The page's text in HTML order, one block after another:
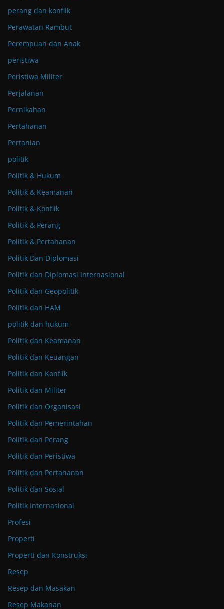
perang dan konflik
Perawatan Rambut
Perempuan dan Anak
peristiwa
Peristiwa Militer
Perjalanan
Pernikahan
Pertahanan
Pertanian
politik
Politik & Hukum
Politik & Keamanan
Politik & Konflik
Politik & Perang
Politik & Pertahanan
Politik Dan Diplomasi
Politik dan Diplomasi Internasional
Politik dan Geopolitik
Politik dan HAM
politik dan hukum
Politik dan Keamanan
Politik dan Keuangan
Politik dan Konflik
Politik dan Militer
Politik dan Organisasi
Politik dan Pemerintahan
Politik dan Perang
Politik dan Peristiwa
Politik dan Pertahanan
Politik dan Sosial
Politik Internasional
Profesi
Properti
Properti dan Konstruksi
Resep
Resep dan Masakan
Resep Makanan